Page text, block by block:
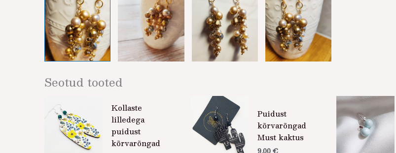
Seotud tooted
Kollaste
lilledega
puidust
kõrvarõngad
Puidust
kõrvarõngad
Must kaktus